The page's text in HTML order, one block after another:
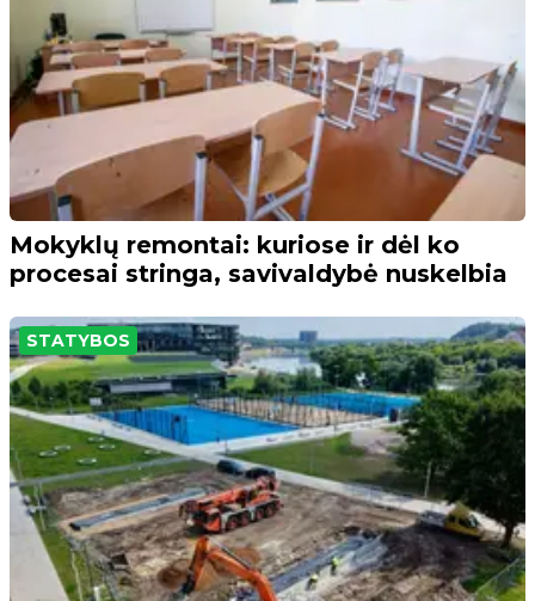
Mokyklų remontai: kuriose ir dėl ko
procesai stringa, savivaldybė nuskelbia
STATYBOS